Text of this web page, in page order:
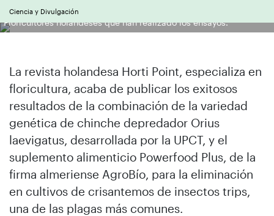
Ciencia y Divulgación
Floricultores holandeses que han realizado los ensayos.
La revista holandesa Horti Point, especializa en
floricultura, acaba de publicar los exitosos
resultados de la combinación de la variedad
genética de chinche depredador Orius
laevigatus, desarrollada por la UPCT, y el
suplemento alimenticio Powerfood Plus, de la
firma almeriense AgroBío, para la eliminación
en cultivos de crisantemos de insectos trips,
una de las plagas más comunes.